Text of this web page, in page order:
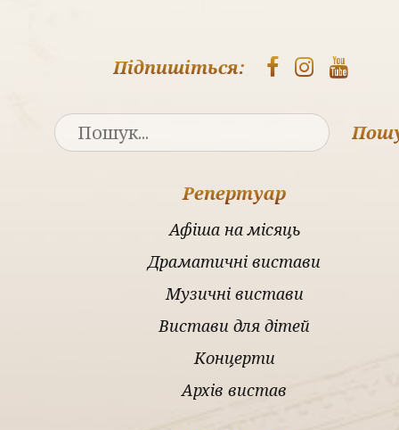
Підпишіться:
Репертуар
Афіша на місяць
Драматичні вистави
Музичні вистави
Вистави для дітей
Концерти
Архів вистав